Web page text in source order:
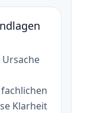
Klarheit